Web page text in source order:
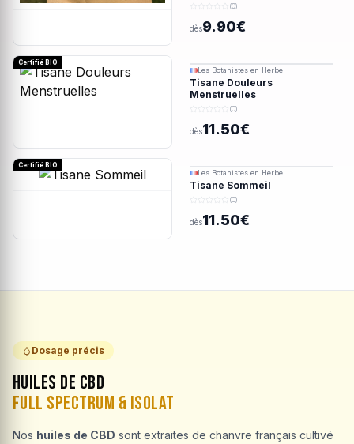
(0)
dès9.90€
Certifié BIO
Les Botanistes en Herbe
Tisane Douleurs
Menstruelles
(0)
dès11.50€
Certifié BIO
Les Botanistes en Herbe
Tisane Sommeil
(0)
dès11.50€
Dosage précis
Huiles de CBD
Full Spectrum & Isolat
Nos huiles de CBD sont extraites de chanvre français cultivé